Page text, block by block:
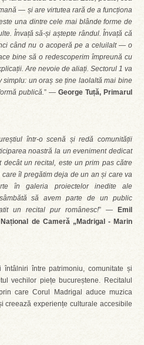
— și are virtutea rară de a funcționa
una dintre cele mai blânde forme de
Învață să-și aștepte rândul. Învață că
când nu o acoperă pe a celuilalt —o
bine să o redescoperim împreună cu
Are nevoie de aliați. Sectorul 1 va
simplu: un oraș se ține laolaltă mai bine
ă publică.” — George Tuță, Primarul
într-o scenă și redă comunității
noastră la un eveniment dedicat
decât un recital, este un prim pas către
care îl pregătim deja de un an și care va
în galeria proiectelor inedite ale
să avem parte de un public
un recital pur românesc!” —
Emil
ional de Cameră „ Madrigal - Marin
între patrimoniu, comunitate și
vechilor piețe bucureștene. Recitalul
care Corul Madrigal aduce muzica
creează experiențe culturale accesibile